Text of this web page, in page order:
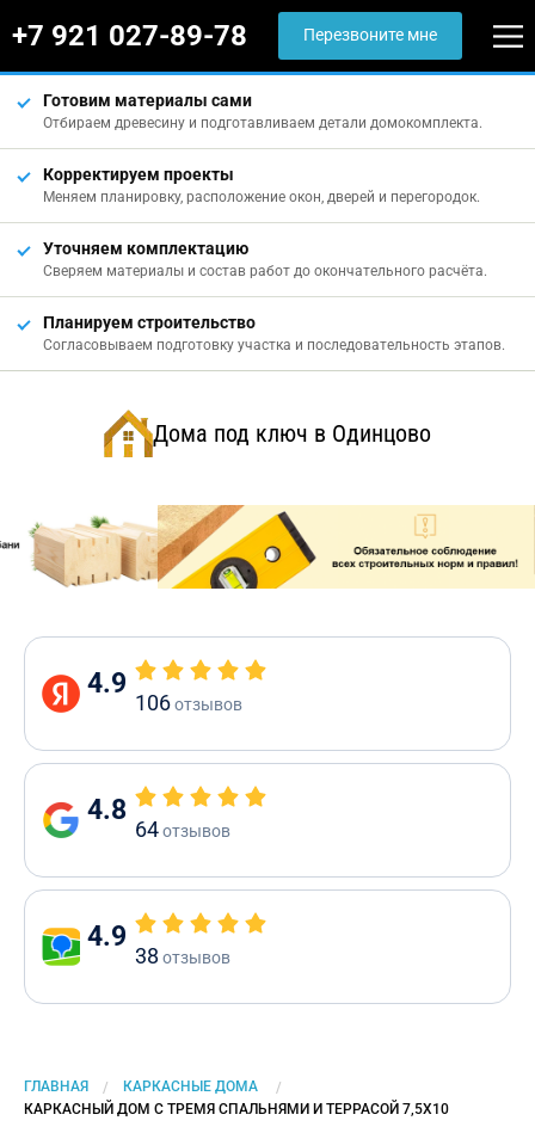
+7 921 027-89-78 Перезвоните мне
Готовим материалы сами
Отбираем древесину и подготавливаем детали домокомплекта.
Корректируем проекты
Меняем планировку, расположение окон, дверей и перегородок.
Уточняем комплектацию
Сверяем материалы и состав работ до окончательного расчёта.
Планируем строительство
Согласовываем подготовку участка и последовательность этапов.
Дома под ключ в Одинцово
4.9
106отзывов
4.8
64отзывов
4.9
38 отзывов
ГЛАВНАЯ
КАРКАСНЫЕ ДОМА
CURRENT:
КАРКАСНЫЙ ДОМ С ТРЕМЯ СПАЛЬНЯМИ И ТЕРРАСОЙ 7,5Х10